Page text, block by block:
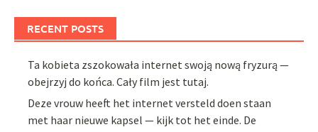
RECENT POSTS
Ta kobieta zszokowała internet swoją nową fryzurą —
obejrzyj do końca. Cały film jest tutaj.
Deze vrouw heeft het internet versteld doen staan
met haar nieuwe kapsel — kijk tot het einde. De